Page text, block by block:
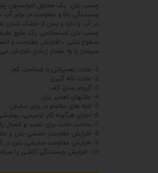
چسب بتن یک محلول امولسیون
چسبندگی بالا و مقاومت در برابر
در آب را دارد و پس از خشک شدن
چسب بتن استحکامی یک مایع غلیظ
سطوح بتنی ، افزایش مقاومت و
سیمان را به مقدار زیادی افزایش
1- ملات تعمیراتی با ضخامت کم
2- ملات لکه گیری
3- کروم بندی کف
4- ملاتهای تعمیر بتن
5- لایه های مقاوم در برابر سایش
6- اجرای هرگونه کار ترمیمی، پوششی و نماسازی روس سطح بتن
7- ساخت ملات برای نصب و اتصال پانلهای بتنی، گچی و سنگی
8- افزایش مقاومت خمشی بتن و ملات
9- افزایش مقاومت سایشی بتن در کف سازیهای مقاوم در برابر ساییدگی
10- افزایش چسبندگی کاشی یا سرامیک بر روی سطح